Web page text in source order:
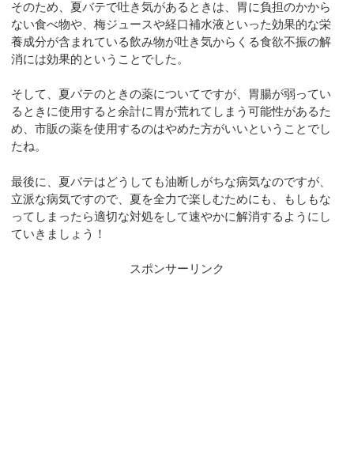
そのため、夏バテで吐き気があるときは、胃に負担のかから
ない食べ物や、梅ジュースや経口補水液といった効果的な栄
養成分が含まれている飲み物が吐き気からくる食欲不振の解
消には効果的ということでした。
そして、夏バテのときの薬についてですが、胃腸が弱ってい
るときに使用すると余計に胃が荒れてしまう可能性があるた
め、市販の薬を使用するのはやめた方がいいということでし
たね。
最後に、夏バテはどうしても油断しがちな病気なのですが、
立派な病気ですので、夏を全力で楽しむためにも、もしもな
ってしまったら適切な対処をして速やかに解消するようにし
ていきましょう！
スポンサーリンク